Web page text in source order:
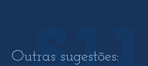
Outras sugestões: